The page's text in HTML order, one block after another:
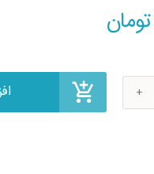
تومان